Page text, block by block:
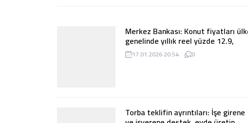
tarafından Hazine garantisiyle 10
milyar TL kredi desteği sağlanacak
17.01.2026 20:57 0
Merkez Bankası: Konut fiyatları ülke
genelinde yıllık reel yüzde 12.9,